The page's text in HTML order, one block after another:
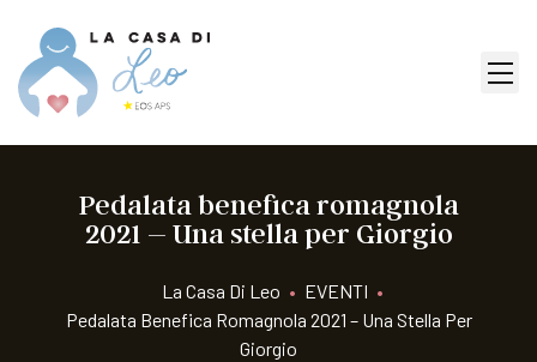
Pedalata benefica romagnola
2021 – Una stella per Giorgio
La Casa Di Leo • EVENTI •
Pedalata Benefica Romagnola 2021 – Una Stella Per
Giorgio